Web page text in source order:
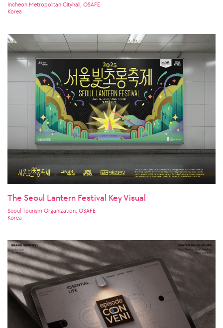
Incheon Metropolitan Cityhall, OSAFE
Korea
The Seoul Lantern Festival Key Visual
Seoul Tourism Organization, OSAFE
Korea